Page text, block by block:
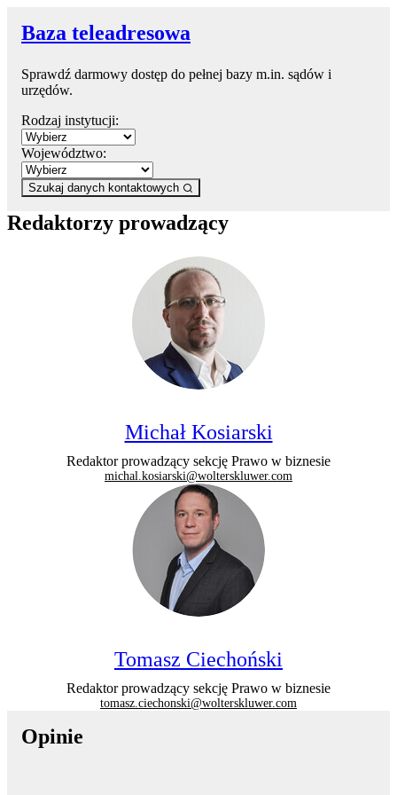
Baza teleadresowa
Sprawdź darmowy dostęp do pełnej bazy m.in. sądów i
urzędów.
Rodzaj instytucji:
Województwo:
Szukaj danych kontaktowych
Redaktorzy prowadzący
Michał Kosiarski
Redaktor prowadzący sekcję Prawo w biznesie
michal.kosiarski@wolterskluwer.com
Tomasz Ciechoński
Redaktor prowadzący sekcję Prawo w biznesie
tomasz.ciechonski@wolterskluwer.com
Opinie